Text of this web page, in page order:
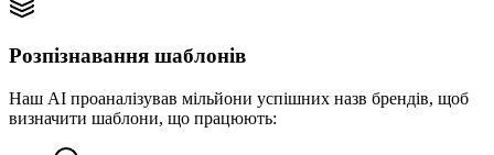
Розпізнавання шаблонів
Наш AI проаналізував мільйони успішних назв брендів, щоб
визначити шаблони, що працюють: